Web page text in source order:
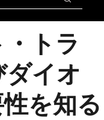
検索
トラ
イオ
を知る